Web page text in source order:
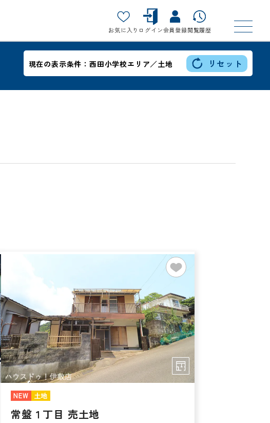
お気に入り ログイン会員登録閲覧履歴
現在の表示条件： 西田小学校エリア／土地 リセット
NEW 土地
常盤１丁目 売土地